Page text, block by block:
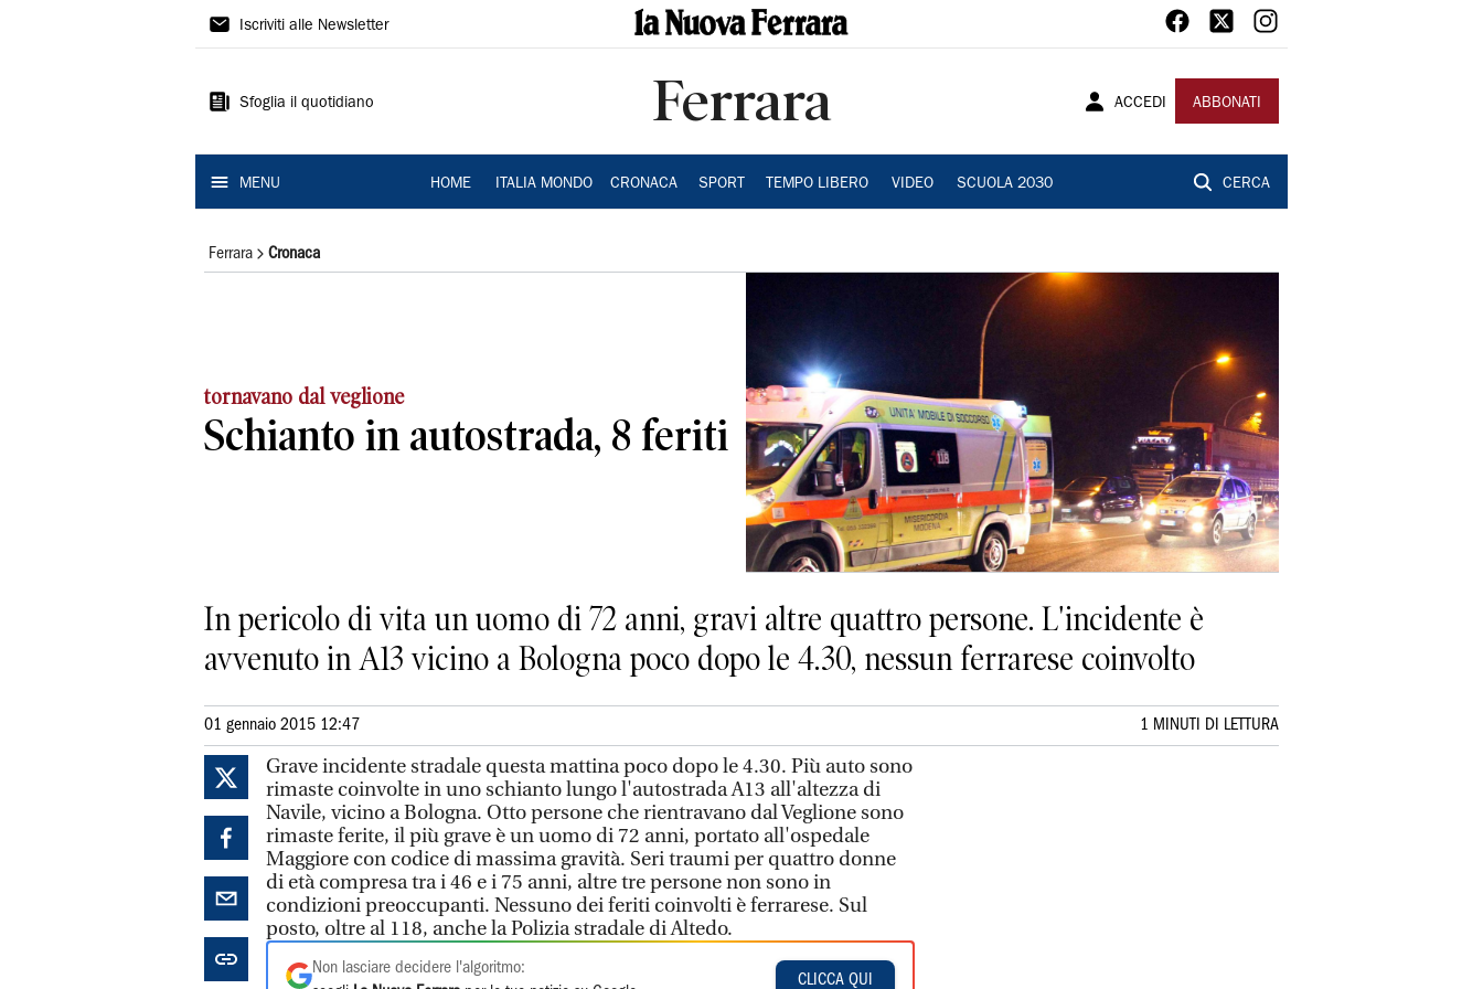
La
Ferrara
Iscriviti alle Newsletter
Sfoglia il quotidiano Ferrara ACCEDI ABBONATI
MENU HOME ITALIA MONDO CRONACA SPORT TEMPO LIBERO VIDEO SCUOLA 2030 CERCA
Ferrara Cronaca
tornavano dal veglione
Schianto in autostrada, 8 feriti
In pericolo di vita un uomo di 72 anni, gravi altre quattro persone. L'incidente è
avvenuto in A13 vicino a Bologna poco dopo le 4.30, nessun ferrarese coinvolto
01 gennaio 2015 12:47 1 MINUTI DI LETTURA
Grave incidente stradale questa mattina poco dopo le 4.30. Più auto sono
rimaste coinvolte in uno schianto lungo l'autostrada A13 all'altezza di
Navile, vicino a Bologna. Otto persone che rientravano dal Veglione sono
rimaste ferite, il più grave è un uomo di 72 anni, portato all'ospedale
Maggiore con codice di massima gravità. Seri traumi per quattro donne
di età compresa tra i 46 e i 75 anni, altre tre persone non sono in
condizioni preoccupanti. Nessuno dei feriti coinvolti è ferrarese. Sul
posto, oltre al 118, anche la Polizia stradale di Altedo.
Non lasciare decidere l'algoritmo:
CLICCA QUI